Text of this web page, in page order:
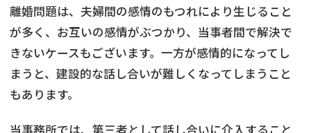
離婚問題は、夫婦間の感情のもつれにより生じること
が多く、お互いの感情がぶつかり、当事者間で解決で
きないケースもございます。一方が感情的になってし
まうと、建設的な話し合いが難しくなってしまうこと
もあります。